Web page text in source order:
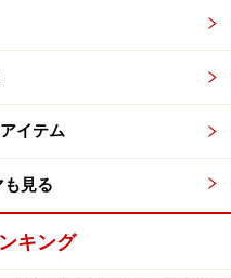
イテム
見る
キング